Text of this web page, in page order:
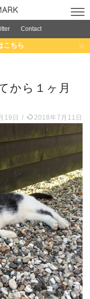
Contact
こちら
から１ヶ月
19日 / 2018年7月11日